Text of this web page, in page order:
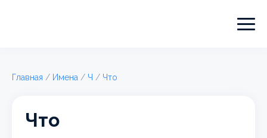
Главная / Имена / Ч / Что
Что